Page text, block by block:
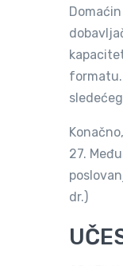
formatu.
27.
dr.)